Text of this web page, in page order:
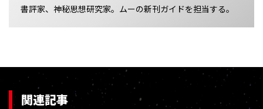
書評家、神秘思想研究家。ムーの新刊ガイドを担当する。
関連記事